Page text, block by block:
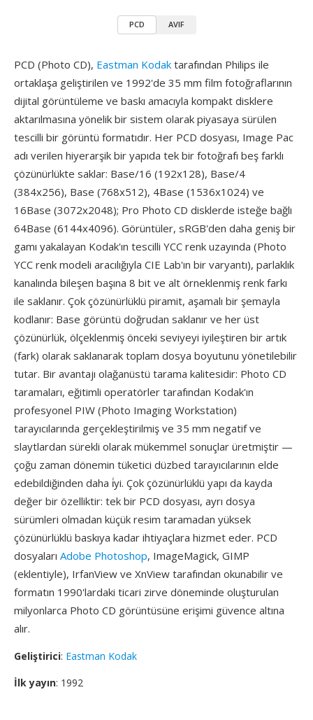
PCD AVIF
PCD (Photo CD), Eastman Kodak tarafından Philips ile
ortaklaşa geliştirilen ve 1992'de 35 mm film fotoğraflarının
dijital görüntüleme ve baskı amacıyla kompakt disklere
aktarılmasına yönelik bir sistem olarak piyasaya sürülen
tescilli bir görüntü formatıdır. Her PCD dosyası, Image Pac
adı verilen hiyerarşik bir yapıda tek bir fotoğrafı beş farklı
çözünürlükte saklar: Base/16 (192x128), Base/4
(384x256), Base (768x512), 4Base (1536x1024) ve
16Base (3072x2048); Pro Photo CD disklerde isteğe bağlı
64Base (6144x4096). Görüntüler, sRGB'den daha geniş bir
gamı yakalayan Kodak'ın tescilli YCC renk uzayında (Photo
YCC renk modeli aracılığıyla CIE Lab'ın bir varyantı), parlaklık
kanalında bileşen başına 8 bit ve alt örneklenmiş renk farkı
ile saklanır. Çok çözünürlüklü piramit, aşamalı bir şemayla
kodlanır: Base görüntü doğrudan saklanır ve her üst
çözünürlük, ölçeklenmiş önceki seviyeyi iyileştiren bir artık
(fark) olarak saklanarak toplam dosya boyutunu yönetilebilir
tutar. Bir avantajı olağanüstü tarama kalitesidir: Photo CD
taramaları, eğitimli operatörler tarafından Kodak'ın
profesyonel PIW (Photo Imaging Workstation)
tarayıcılarında gerçekleştirilmiş ve 35 mm negatif ve
slaytlardan sürekli olarak mükemmel sonuçlar üretmiştir —
çoğu zaman dönemin tüketici düzbed tarayıcılarının elde
edebildiğinden daha i̇yi. Çok çözünürlüklü yapı da kayda
değer bir özelliktir: tek bir PCD dosyası, ayrı dosya
sürümleri olmadan küçük resim taramadan yüksek
çözünürlüklü baskıya kadar ihtiyaçlara hizmet eder. PCD
dosyaları Adobe Photoshop, ImageMagick, GIMP
(eklentiyle), IrfanView ve XnView tarafından okunabilir ve
formatın 1990'lardaki ticari zirve döneminde oluşturulan
milyonlarca Photo CD görüntüsüne erişimi güvence altına
alır.
Geliştirici: Eastman Kodak
İlk yayın: 1992